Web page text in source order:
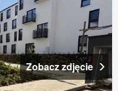
Zobacz zdjęcie